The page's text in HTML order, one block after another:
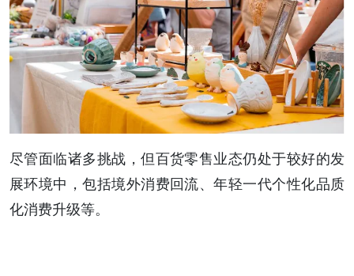
尽管面临诸多挑战，但百货零售业态仍处于较好的发
展环境中，包括境外消费回流、年轻一代个性化品质
化消费升级等。